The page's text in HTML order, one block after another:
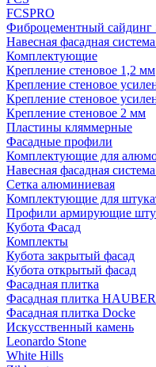
FCSPRO
Фиброцементный сайдинг
Навесная фасадная
Комплектующие
Крепление стеновое 1,2 мм
Крепление стеновое
Крепление стеновое
Крепление стеновое 2 мм
Пластины кляммерные
Фасадные профили
Комплектующие для
Навесная фасадная
Сетка алюминиевая
Комплектующие для
Профили армирующие
Кубота Фасад
Комплекты
Кубота закрытый фасад
Кубота открытый фасад
Фасадная плитка
Фасадная плитка
Фасадная плитка Docke
Искусственный камень
Leonardo Stone
White Hills